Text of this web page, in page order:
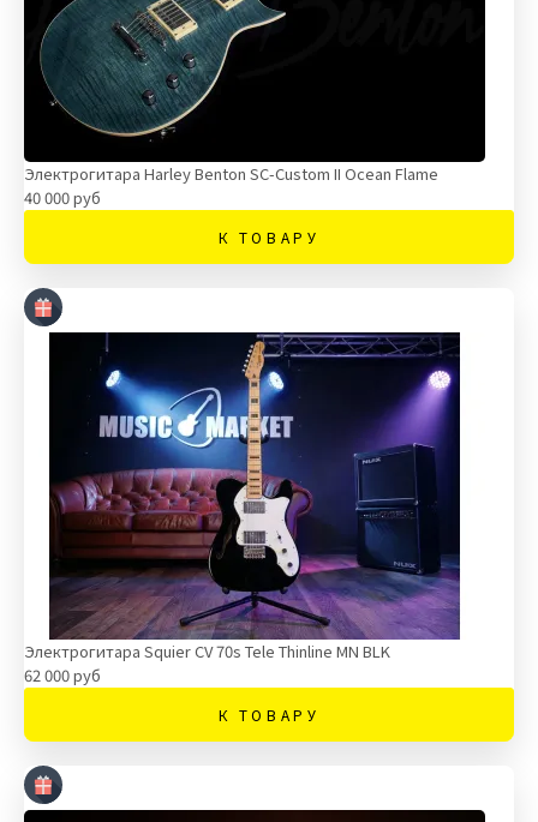
Электрогитара Harley Benton SC-Custom II Ocean Flame
40 000 руб
К ТОВАРУ
Электрогитара Squier CV 70s Tele Thinline MN BLK
62 000 руб
К ТОВАРУ